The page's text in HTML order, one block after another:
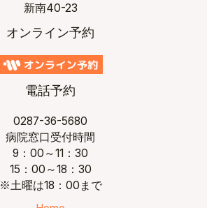
新南40-23
オンライン予約
電話予約
0287-36-5680
病院窓口受付時間
9：00～11：30
15：00～18：30
※土曜は18：00まで